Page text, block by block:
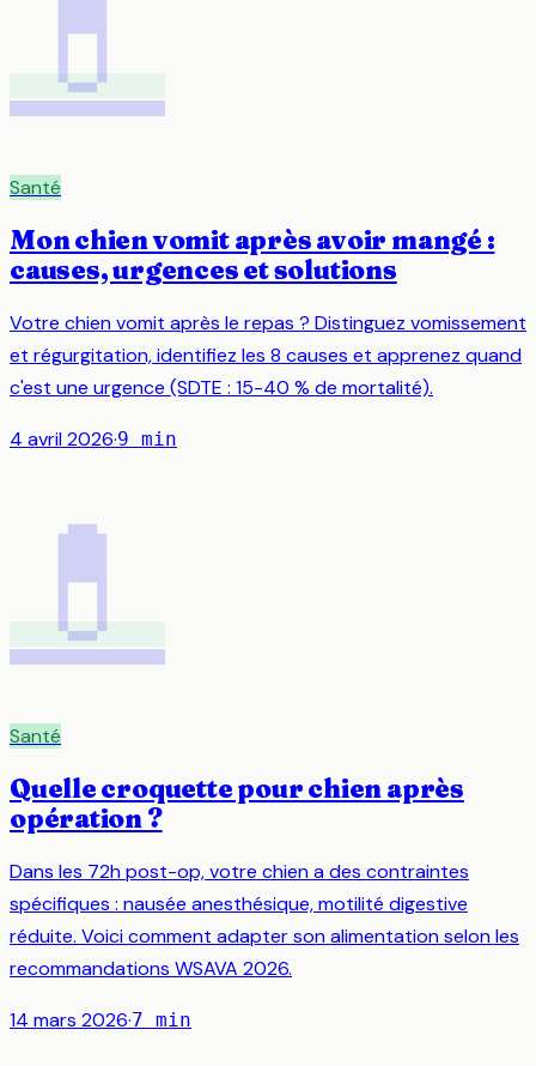
Santé
Mon chien vomit après avoir mangé :
causes, urgences et solutions
Votre chien vomit après le repas ? Distinguez vomissement
et régurgitation, identifiez les 8 causes et apprenez quand
c'est une urgence (SDTE : 15-40 % de mortalité).
4 avril 2026·9 min
💊
Santé
Quelle croquette pour chien après
opération ?
Dans les 72h post-op, votre chien a des contraintes
spécifiques : nausée anesthésique, motilité digestive
réduite. Voici comment adapter son alimentation selon les
recommandations WSAVA 2026.
14 mars 2026·7 min